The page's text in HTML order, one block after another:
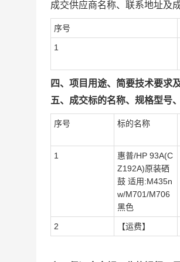
成交供应商名称、联系地址及
序号
1
四、项目用途、简要技术要求
五、成交标的名称、规格型号
序号 标的名称
1
惠普/HP 93A(C
Z192A)原装硒
鼓 适用:M435n
w/M701/M706
黑色
2 【运费】